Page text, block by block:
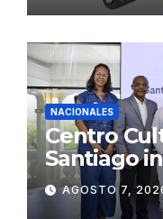
NACIONALES
Centro
Santiago
Congreso
Santiago
AGOSTO 7,